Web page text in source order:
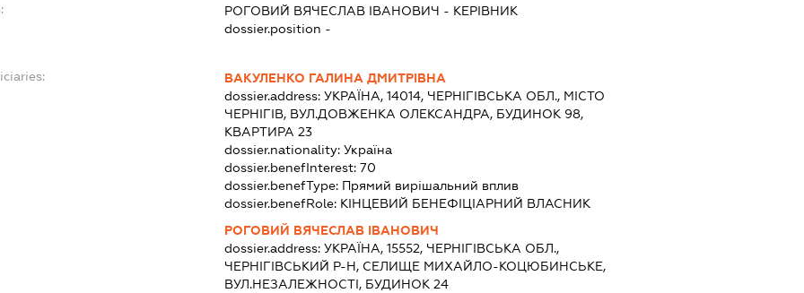
РОГОВИЙ ВЯЧЕСЛАВ ІВАНОВИЧ - КЕРІВНИК
dossier.position -
ВАКУЛЕНКО ГАЛИНА ДМИТРІВНА
dossier.address:УКРАЇНА, 14014, ЧЕРНІГІВСЬКА ОБЛ., МІСТО
ЧЕРНІГІВ, ВУЛ.ДОВЖЕНКА ОЛЕКСАНДРА, БУДИНОК 98,
КВАРТИРА 23
dossier.nationality:Україна
dossier.benefInterest:70
dossier.benefType: Прямий вирішальний вплив
dossier.benefRole: КІНЦЕВИЙ БЕНЕФІЦІАРНИЙ ВЛАСНИК
РОГОВИЙ ВЯЧЕСЛАВ ІВАНОВИЧ
dossier.address:УКРАЇНА, 15552, ЧЕРНІГІВСЬКА ОБЛ.,
ЧЕРНІГІВСЬКИЙ Р-Н, СЕЛИЩЕ МИХАЙЛО-КОЦЮБИНСЬКЕ,
ВУЛ.НЕЗАЛЕЖНОСТІ, БУДИНОК 24